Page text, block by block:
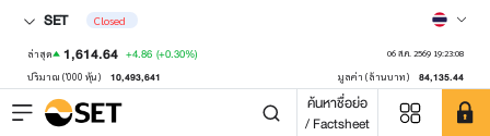
SET Closed
ล่าสุด 1,614.64 +4.86 (+0.30%) 06 ส.ค. 2569 19:23:08
ปริมาณ ('000 หุ้น) 10,493,641 มูลค่า (ล้านบาท) 84,135.44
ค้นหาชื่อย่อ
/ Factsheet